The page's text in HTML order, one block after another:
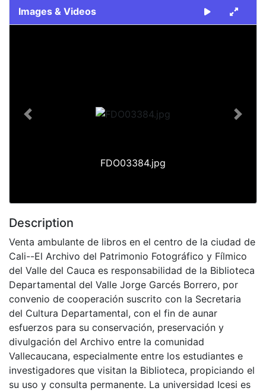
Images & Videos
FDO03384.jpg
Previous Next
Description
Venta ambulante de libros en el centro de la ciudad de
Cali--El Archivo del Patrimonio Fotográfico y Fílmico
del Valle del Cauca es responsabilidad de la Biblioteca
Departamental del Valle Jorge Garcés Borrero, por
convenio de cooperación suscrito con la Secretaria
del Cultura Departamental, con el fin de aunar
esfuerzos para su conservación, preservación y
divulgación del Archivo entre la comunidad
Vallecaucana, especialmente entre los estudiantes e
investigadores que visitan la Biblioteca, propiciando el
su uso y consulta permanente. La universidad Icesi es